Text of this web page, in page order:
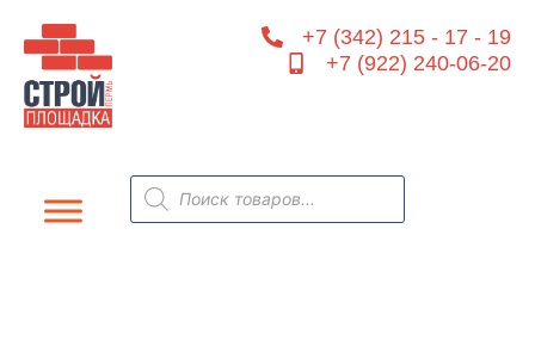
содержимому
+7 (342) 215 - 17 - 19
+7 (922) 240-06-20
Поиск
товаров